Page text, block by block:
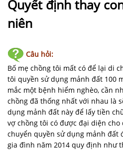
VĂN
-
BIỂU
MẪU
LIÊN
HỆ
Quyết định thay
niên
Câu hỏi:
Bố mẹ chồng tôi mất có để lại di
tôi quyền sử dụng mảnh đất 100
mắc một bệnh hiểm nghèo, cần
chồng đã thống nhất với nhau là
dụng mảnh đất này để lấy tiền
vợ chồng tôi có được đại diện cho
chuyển quyền sử dụng mảnh đất
gia đình năm 2014 quy định như